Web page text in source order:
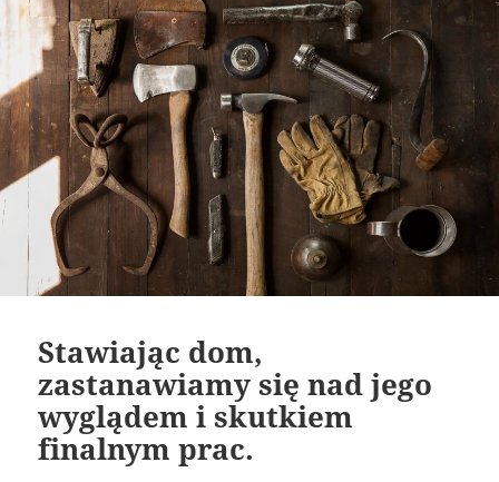
Stawiając dom,
zastanawiamy się nad jego
wyglądem i skutkiem
finalnym prac.